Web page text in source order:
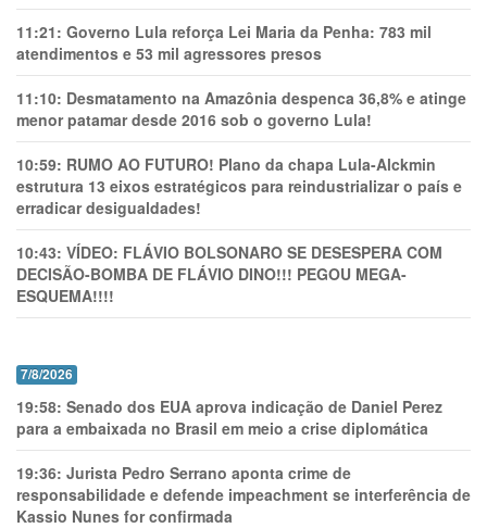
11:21: Governo Lula reforça Lei Maria da Penha: 783 mil
atendimentos e 53 mil agressores presos
11:10: Desmatamento na Amazônia despenca 36,8% e atinge
menor patamar desde 2016 sob o governo Lula!
10:59: RUMO AO FUTURO! Plano da chapa Lula-Alckmin
estrutura 13 eixos estratégicos para reindustrializar o país e
erradicar desigualdades!
10:43: VÍDEO: FLÁVIO BOLSONARO SE DESESPERA COM
DECISÃO-BOMBA DE FLÁVIO DINO!!! PEGOU MEGA-
ESQUEMA!!!!
7/8/2026
19:58: Senado dos EUA aprova indicação de Daniel Perez
para a embaixada no Brasil em meio a crise diplomática
19:36: Jurista Pedro Serrano aponta crime de
responsabilidade e defende impeachment se interferência de
Kassio Nunes for confirmada